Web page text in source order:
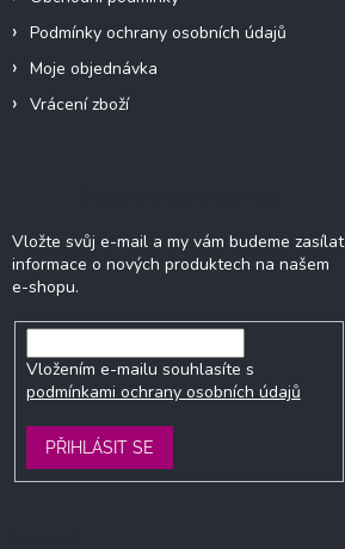
Podmínky ochrany osobních údajů
Moje objednávka
Vrácení zboží
Vložte svůj e-mail a my vám budeme zasílat
informace o nových produktech na našem
e-shopu.
Vložením e-mailu souhlasíte s
podmínkami ochrany osobních údajů
PŘIHLÁSIT SE